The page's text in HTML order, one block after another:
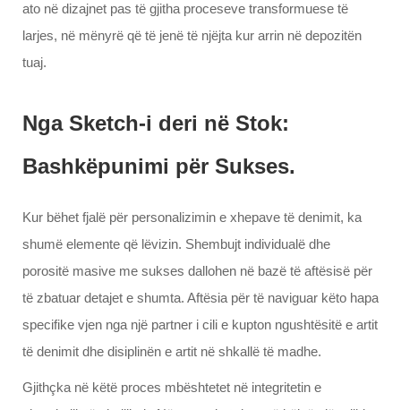
ato në dizajnet pas të gjitha proceseve transformuese të
larjes, në mënyrë që të jenë të njëjta kur arrin në depozitën
tuaj.
Nga Sketch-i deri në Stok:
Bashkëpunimi për Sukses.
Kur bëhet fjalë për personalizimin e xhepave të denimit, ka
shumë elemente që lëvizin. Shembujt individualë dhe
porositë masive me sukses dallohen në bazë të aftësisë për
të zbatuar detajet e shumta. Aftësia për të naviguar këto hapa
specifike vjen nga një partner i cili e kupton ngushtësitë e artit
të denimit dhe disiplinën e artit në shkallë të madhe.
Gjithçka në këtë proces mbështetet në integritetin e